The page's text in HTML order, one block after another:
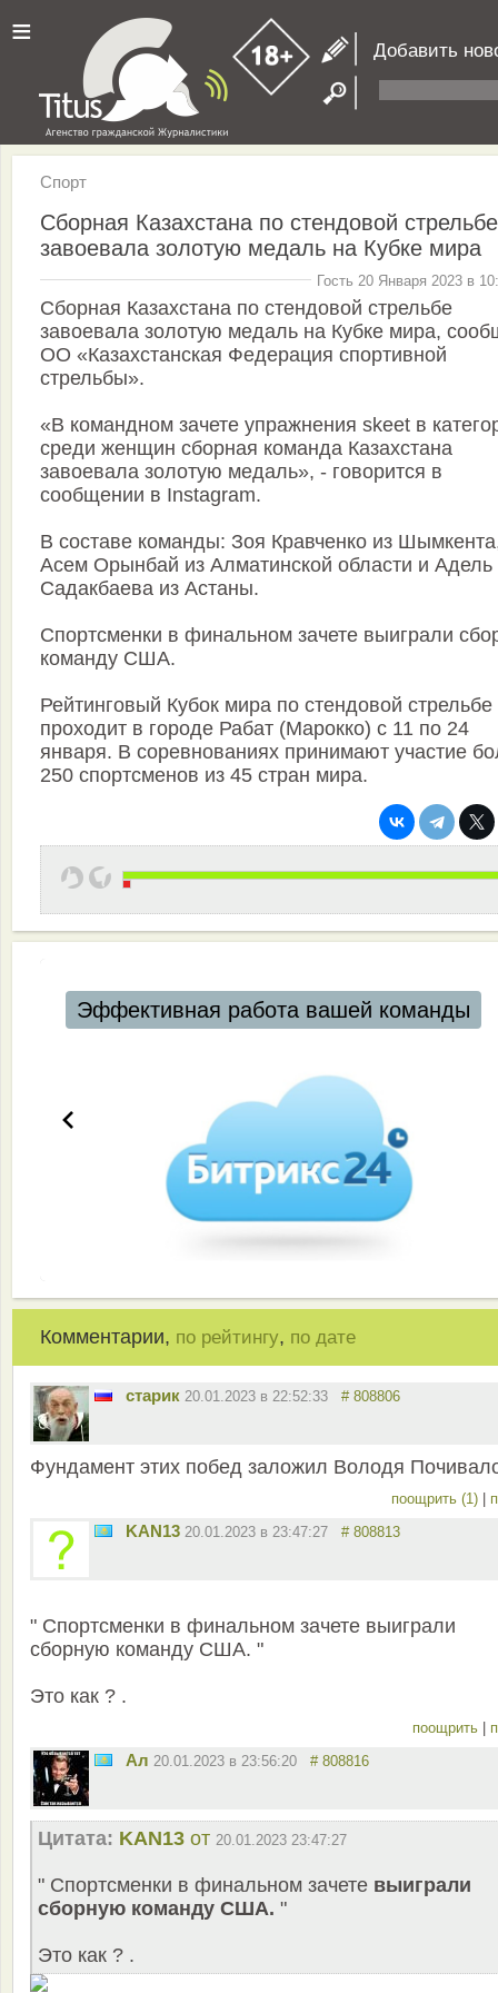
≡ Добавить
Спорт
Сборная Казахстана по стендовой стрельбе
завоевала золотую медаль на Кубке мира
Гость 20 Января 2023 в
Сборная Казахстана по стендовой стрельбе
завоевала золотую медаль на Кубке мира,
ОО «Казахстанская Федерация спортивной
стрельбы».
«В командном зачете упражнения skeet в
среди женщин сборная команда Казахстана
завоевала золотую медаль», - говорится в
сообщении в Instagram.
В составе команды: Зоя Кравченко из
Асем Орынбай из Алматинской области и Адель
Садакбаева из Астаны.
Спортсменки в финальном зачете выиграли
команду США.
Рейтинговый Кубок мира по стендовой стрельбе
проходит в городе Рабат (Марокко) с 11 по 24
января. В соревнованиях принимают участие
250 спортсменов из 45 стран мира.
Эффективная работа вашей команды
Комментарии, по рейтингу, по дате
старик 20.01.2023 в 22:52:33 # 808806
Фундамент этих побед заложил Володя
поощрить (1)
KAN13 20.01.2023 в 23:47:27 # 808813
" Спортсменки в финальном зачете выиграли
сборную команду США. "
Это как ? .
поощрить
Ал 20.01.2023 в 23:56:20 # 808816
Цитата: KAN13 от 20.01.2023 23:47:27
" Спортсменки в финальном зачете выиграли
сборную команду США. "
Это как ? .